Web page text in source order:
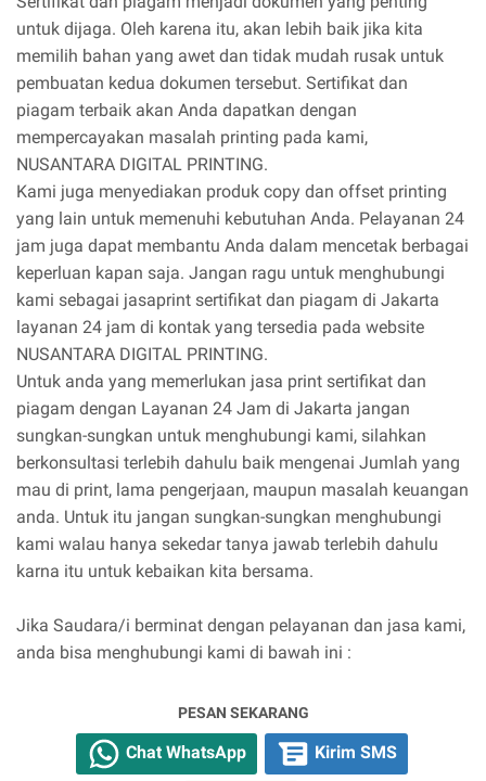
untuk dijaga. Oleh karena itu, akan lebih baik jika kita
memilih bahan yang awet dan tidak mudah rusak untuk
pembuatan kedua dokumen tersebut. Sertifikat dan
piagam terbaik akan Anda dapatkan dengan
mempercayakan masalah printing pada kami,
NUSANTARA DIGITAL PRINTING.
Kami juga menyediakan produk copy dan offset printing
yang lain untuk memenuhi kebutuhan Anda. Pelayanan 24
jam juga dapat membantu Anda dalam mencetak berbagai
keperluan kapan saja. Jangan ragu untuk menghubungi
kami sebagai jasaprint sertifikat dan piagam di Jakarta
layanan 24 jam di kontak yang tersedia pada website
NUSANTARA DIGITAL PRINTING.
Untuk anda yang memerlukan jasa print sertifikat dan
piagam dengan Layanan 24 Jam di Jakarta jangan
sungkan-sungkan untuk menghubungi kami, silahkan
berkonsultasi terlebih dahulu baik mengenai Jumlah yang
mau di print, lama pengerjaan, maupun masalah keuangan
anda. Untuk itu jangan sungkan-sungkan menghubungi
kami walau hanya sekedar tanya jawab terlebih dahulu
karna itu untuk kebaikan kita bersama.
Jika Saudara/i berminat dengan pelayanan dan jasa kami,
anda bisa menghubungi kami di bawah ini :
PESAN SEKARANG
Chat WhatsApp Kirim SMS